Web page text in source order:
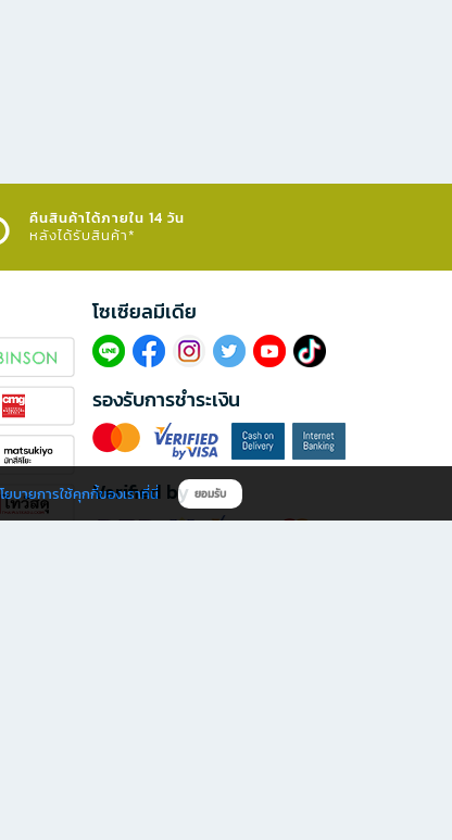
คืนสินค้าได้ภายใน 14 วัน
หลังได้รับสินค้า*
โซเซียลมีเดีย​
รองรับการชำระเงิน
Verified by
ยบายการใช้คุกกี้ของเราที่นี่ ยอมรับ